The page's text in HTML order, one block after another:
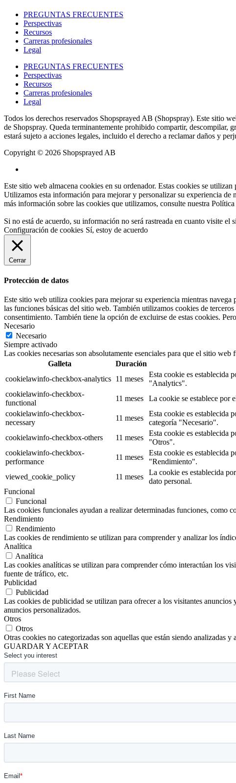
PREGUNTAS FRECUENTES
Perspectivas
Recursos
Carreras profesionales
Legal
PREGUNTAS FRECUENTES
Perspectivas
Recursos
Carreras profesionales
Legal
Todos los derechos reservados Shopsprayed AB (Shopspray). Este sitio
de Shopspray. Queda terminantemente prohibido compartir,
estará sujeto a acciones legales, incluido el derecho a reclamar daños y
Copyright © 2026 Shopsprayed AB
Este sitio web almacena cookies en su ordenador. Estas cookies se
Utilizamos esta información para mejorar y personalizar su experiencia de
más información sobre las cookies que utilizamos, consulte nuestra Política
Si no está de acuerdo, su información no será rastreada en cuanto visite
Configuración de cookies Sí, estoy de acuerdo
Cerrar
Protección de datos
Este sitio web utiliza cookies para mejorar su experiencia mientras
las funciones básicas del sitio web. También utilizamos cookies de
consentimiento. También tiene la opción de excluirse de estas cookies.
Necesario
Necesario
Siempre activado
Las cookies necesarias son absolutamente esenciales para que el sitio
Galleta
Duración
cookielawinfo-checkbox-analytics 11 meses
Esta cookie es establecida
"Analytics".
cookielawinfo-checkbox-
functional
11 meses
La cookie se establece por
cookielawinfo-checkbox-
necessary
11 meses
Esta cookie es establecida
categoría "Necesario".
cookielawinfo-checkbox-others
11 meses
Esta cookie es establecida
"Otros".
cookielawinfo-checkbox-
performance
11 meses
Esta cookie es establecida
"Rendimiento".
viewed_cookie_policy
11 meses
La cookie es establecida
dato personal.
Funcional
Funcional
Las cookies funcionales ayudan a realizar determinadas funciones, como
Rendimiento
Rendimiento
Las cookies de rendimiento se utilizan para comprender y analizar los
Analítica
Analítica
Las cookies analíticas se utilizan para comprender cómo interactúan los
fuente de tráfico, etc.
Publicidad
Publicidad
Las cookies de publicidad se utilizan para ofrecer a los visitantes
anuncios personalizados.
Otros
Otros
Otras cookies no categorizadas son aquellas que están siendo analizadas
GUARDAR Y ACEPTAR